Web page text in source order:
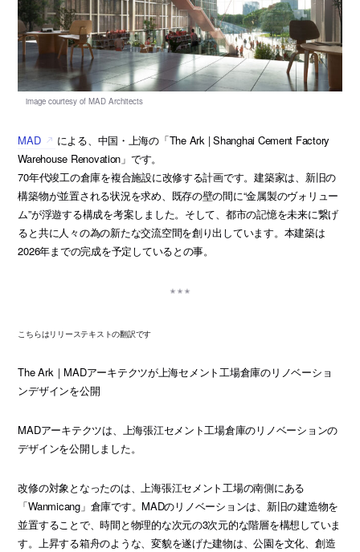
MAD
による、中国・上海の「The Ark | Shanghai Cement Factory
Warehouse Renovation」です。
70年代竣工の倉庫を複合施設に改修する計画です。建築家は、新旧の
構築物が並置される状況を求め、既存の壁の間に“金属製のヴォリュー
ム”が浮遊する構成を考案しました。そして、都市の記憶を未来に繋げ
ると共に人々の為の新たな交流空間を創り出しています。本建築は
2026年までの完成を予定しているとの事。
こちらはリリーステキストの翻訳です
The Ark｜MADアーキテクツが上海セメント工場倉庫のリノベーショ
ンデザインを公開
MADアーキテクツは、上海張江セメント工場倉庫のリノベーションの
デザインを公開しました。
改修の対象となったのは、上海張江セメント工場の南側にある
「Wanmicang」倉庫です。MADのリノベーションは、新旧の建造物を
並置することで、時間と物理的な次元の3次元的な階層を構想していま
す。上昇する箱舟のような、変貌を遂げた建物は、公園を文化、創造